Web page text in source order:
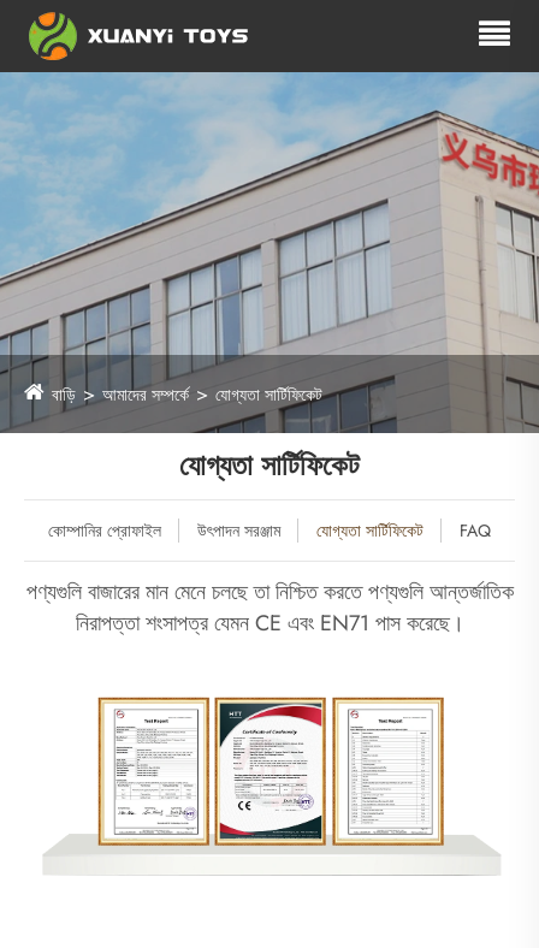
বাড়ি আমাদের সম্পর্কে যোগ্যতা সার্টিফিকেট
যোগ্যতা সার্টিফিকেট
কোম্পানির প্রোফাইল উৎপাদন সরঞ্জাম যোগ্যতা সার্টিফিকেট FAQ
পণ্যগুলি বাজারের মান মেনে চলছে তা নিশ্চিত করতে পণ্যগুলি আন্তর্জাতিক
নিরাপত্তা শংসাপত্র যেমন CE এবং EN71 পাস করেছে।